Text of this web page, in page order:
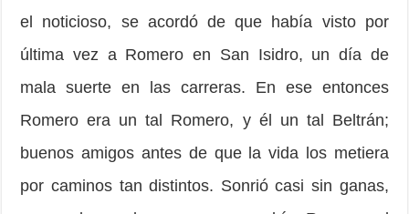
el no­ticioso, se acordó de que había visto por
última vez a Romero en San Isidro, un día de
mala suerte en las carreras. En ese entonces
Romero era un tal Romero, y él un tal Beltrán;
buenos amigos antes de que la vida los metiera
por caminos tan distintos. Sonrió casi sin ganas,